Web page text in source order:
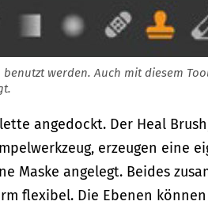
werden. Auch mit diesem
angedockt. Der Heal
erzeugen eine
Maske angelegt. Beides
flexibel. Die Ebenen